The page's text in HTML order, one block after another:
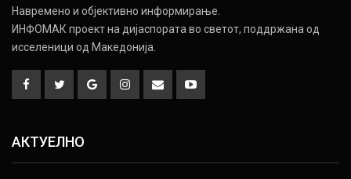
Навремено и објективно информирање.
ИНФОМАК проект на дијаспората во светот, поддржана од
исселеници од Македонија.
АКТУЕЛНО